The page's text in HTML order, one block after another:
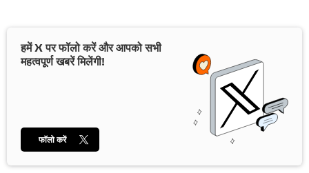
हमें X पर फॉलो करें और आपको सभी
महत्वपूर्ण खबरें मिलेंगी!
फॉलो करें